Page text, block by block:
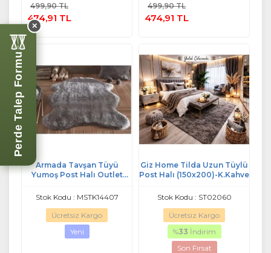
499,90 TL
474,91 TL
499,90 TL
474,91 TL
Armada Tavşan Tüyü
Yumoş Post Halı Outlet
Stok Kodu : MSTK14407
Ücretsiz Kargo
Yeni
Giz Home Tilda Uzun Tüylü
Post Halı (150x200)-K.Kahve
Stok Kodu : ST02060
Ücretsiz Kargo
%33 İndirim
Son Fırsat
Perde Talep Formu
✕